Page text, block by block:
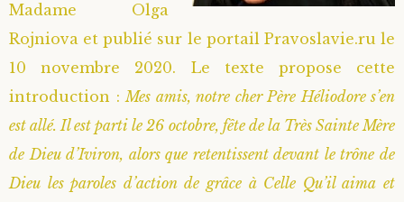
Madame Olga
Rojniova et publié sur le portail Pravoslavie.ru le
10 novembre 2020. Le texte propose cette
introduction :Mes amis, notre cher Père Héliodore s’en
est allé. Il est parti le 26 octobre, fête de la Très Sainte Mère
de Dieu d’Iviron, alors que retentissent devant le trône de
Dieu les paroles d’action de grâce à Celle Qu’il aima et